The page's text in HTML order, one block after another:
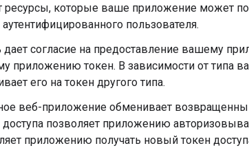
ресурсы, которые ваше приложение может
аутентифицированного пользователя.
дает согласие на предоставление вашему
приложению токен. В зависимости от типа
его на токен другого типа.
веб-приложение обменивает
доступа позволяет приложению
приложению получать новый токен